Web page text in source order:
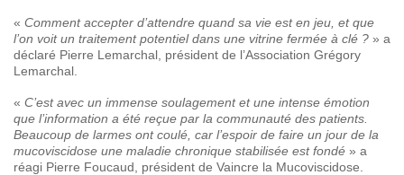
« Comment accepter d’attendre quand sa vie est en jeu, et que
l’on voit un traitement potentiel dans une vitrine fermée à clé ? » a
déclaré Pierre Lemarchal, président de l’Association Grégory
Lemarchal.
« C’est avec un immense soulagement et une intense émotion
que l’information a été reçue par la communauté des patients.
Beaucoup de larmes ont coulé, car l’espoir de faire un jour de la
mucoviscidose une maladie chronique stabilisée est fondé » a
réagi Pierre Foucaud, président de Vaincre la Mucoviscidose.